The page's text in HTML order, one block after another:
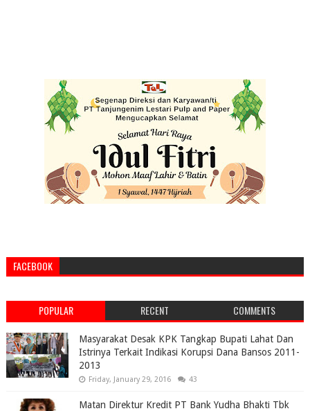
FACEBOOK
POPULAR RECENT COMMENTS
Masyarakat Desak KPK Tangkap Bupati Lahat Dan
Istrinya Terkait Indikasi Korupsi Dana Bansos 2011-
2013
Friday, January 29, 2016 43
Matan Direktur Kredit PT Bank Yudha Bhakti Tbk